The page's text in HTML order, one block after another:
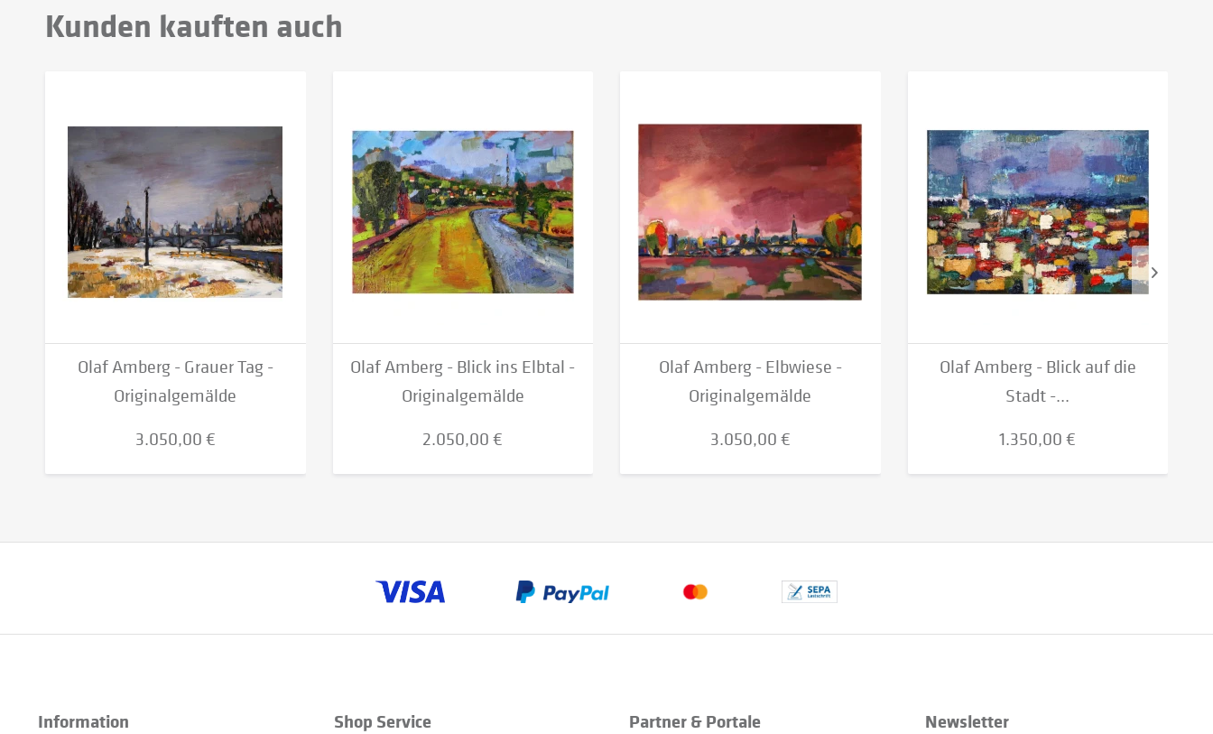
Kunden kauften auch
Olaf Amberg - Grauer Tag -
Originalgemälde
3.050,00 €
Olaf Amberg - Blick ins Elbtal -
Originalgemälde
2.050,00 €
Olaf Amberg - Elbwiese -
Originalgemälde
3.050,00 €
Olaf Amberg - Blick auf die
Stadt -...
1.350,00 €
Information Shop Service Partner & Portale Newsletter